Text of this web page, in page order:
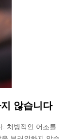
않습니다
처방적인 어조를